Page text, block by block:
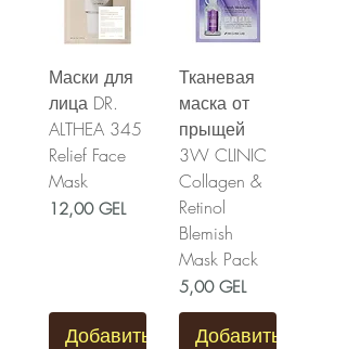
Маски для
лица DR.
ALTHEA 345
Relief Face
Mask
Цена
12,00 GEL
Добавить
Тканевая
маска от
прыщей
3W CLINIC
Collagen &
Retinol
Blemish
Mask Pack
Цена
5,00 GEL
Добавить